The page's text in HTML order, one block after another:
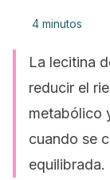
4 minutos
La lecitina
reducir el
metabólico
cuando se
equilibrada.